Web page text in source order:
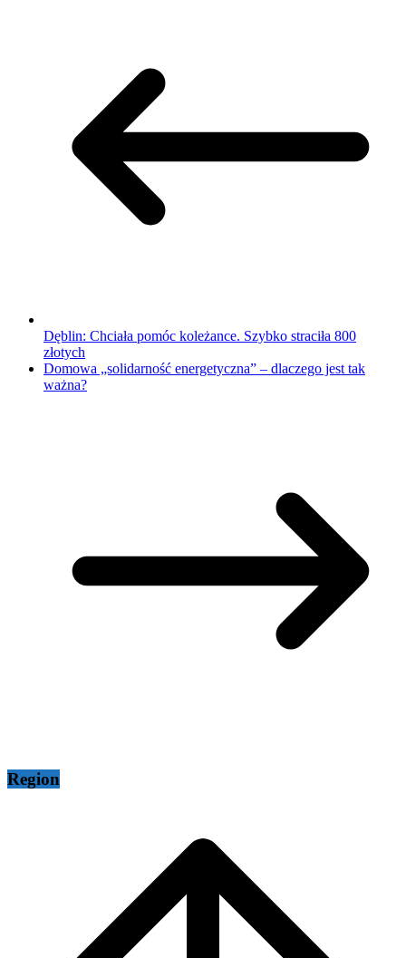
Dęblin: Chciała pomóc koleżance. Szybko straciła 800
złotych
Domowa „solidarność energetyczna” – dlaczego jest tak
ważna?
Region